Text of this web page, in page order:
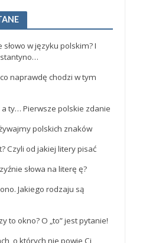
słowo w języku polskim? I
naprawdę chodzi w tym
a ty… Pierwsze polskie zdanie
polskich znaków
Czyli od jakiej litery pisać
słowa na literę ę?
Jakiego rodzaju są
to okno? O „to” jest pytanie!
o których nie powie Ci